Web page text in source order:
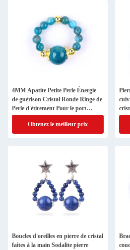
4MM Apatite Petite Perle Énergie
de guérison Cristal Ronde Ringe de
Perle d'étirement Pour le port
quotidien Et la fête
Obtenez le meilleur prix
Boucles d'oreilles en pierre de cristal
faites à la main Sodalite pierre